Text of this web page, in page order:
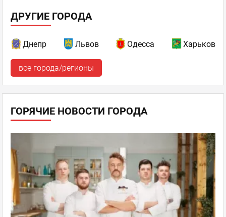
ДРУГИЕ ГОРОДА
Днепр Львов Одесса Харьков
все города/регионы
ГОРЯЧИЕ НОВОСТИ ГОРОДА